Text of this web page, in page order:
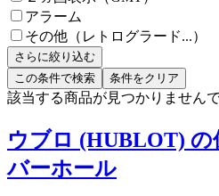
アラーム
その他（レトログラード...）
さらに絞り込む
この条件で検索
条件をクリア
該当する商品が見つかりませんで
ウブロ (HUBLOT) の
バーホール